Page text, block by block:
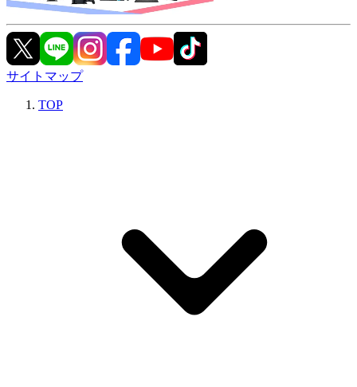
サイトマップ
TOP